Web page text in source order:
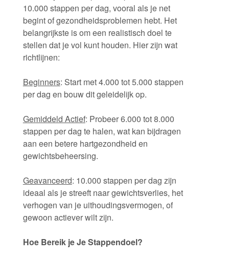
10.000 stappen per dag, vooral als je net
begint of gezondheidsproblemen hebt. Het
belangrijkste is om een realistisch doel te
stellen dat je vol kunt houden. Hier zijn wat
richtlijnen:
Beginners: Start met 4.000 tot 5.000 stappen
per dag en bouw dit geleidelijk op.
Gemiddeld Actief: Probeer 6.000 tot 8.000
stappen per dag te halen, wat kan bijdragen
aan een betere hartgezondheid en
gewichtsbeheersing.
Geavanceerd: 10.000 stappen per dag zijn
ideaal als je streeft naar gewichtsverlies, het
verhogen van je uithoudingsvermogen, of
gewoon actiever wilt zijn.
Hoe Bereik je Je Stappendoel?